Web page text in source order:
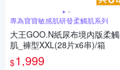
專為寶寶敏感肌研發柔觸肌系列
大王GOO.N紙尿布境內版柔觸
肌_褲型XXL(28片x6串)/箱
$1,999